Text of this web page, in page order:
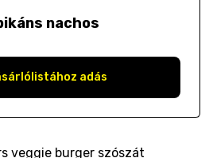
nachos
adás
veggie burger szószát